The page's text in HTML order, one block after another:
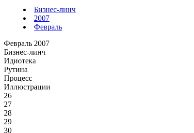
Бизнес-линч
2007
Февраль
Февраль 2007
Бизнес-линч
Идиотека
Рутина
Процесс
Иллюстрации
26
27
28
29
30